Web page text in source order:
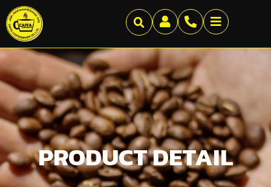
PRODUCT DETAIL